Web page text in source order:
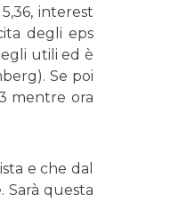
interest
degli eps
utili ed è
Se poi
mentre ora
e che dal
Sarà questa